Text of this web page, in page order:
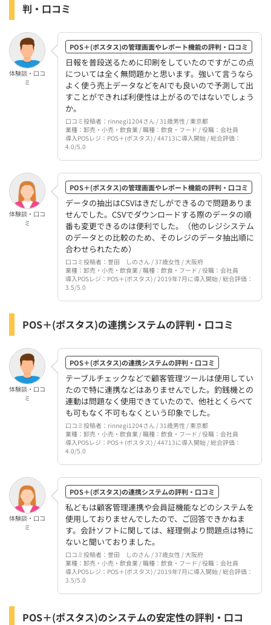
判・口コミ
体験談・口コ
ミ
POS＋(ポスタス)の管理画面やレポート機能の評判・口コミ
日報を普段送るために印刷をしていたのですがこの点
については全く無問題かと思います。強いて言うなら
よく使う売上データなどをAIでも良いので予測して出
すことができれば利便性は上がるのではないでしょう
か。
口コミ投稿者：rinnegi1204さん / 31歳男性 / 東京都
業種：卸売・小売・飲食業 / 職種：飲食・フード / 役職：会社員
導入POSレジ：POS＋(ポスタス) / 44713に導入開始 / 総合評価：
4.0/5.0
体験談・口コ
ミ
POS＋(ポスタス)の管理画面やレポート機能の評判・口コミ
データの抽出はCSVはきだしができるので問題ありま
せんでした。CSVでダウンロードする際のデータの順
番も変更できるのは便利でした。（他のレジシステム
のデータとの比較のため、そのレジのデータ抽出順に
合わせられたため）
口コミ投稿者：誉田 しのさん / 37歳女性 / 大阪府
業種：卸売・小売・飲食業 / 職種：飲食・フード / 役職：会社員
導入POSレジ：POS＋(ポスタス) / 2019年7月に導入開始 / 総合評価：
3.5/5.0
POS＋(ポスタス)の連携システムの評判・口コミ
体験談・口コ
ミ
POS＋(ポスタス)の連携システムの評判・口コミ
テーブルチェックなどで顧客管理ツールは使用してい
たので特に連携などはありませんでした。釣銭機との
連動は問題なく使用できていたので、他社とくらべて
も可もなく不可もなくという印象でした。
口コミ投稿者：rinnegi1204さん / 31歳男性 / 東京都
業種：卸売・小売・飲食業 / 職種：飲食・フード / 役職：会社員
導入POSレジ：POS＋(ポスタス) / 44713に導入開始 / 総合評価：
4.0/5.0
体験談・口コ
ミ
POS＋(ポスタス)の連携システムの評判・口コミ
私どもは顧客管理連携や会員証機能などのシステムを
使用しておりませんでしたので、ご回答できかねま
す。会計ソフトに関しては、経理側より問題点は特に
ないと聞いておりました。
口コミ投稿者：誉田 しのさん / 37歳女性 / 大阪府
業種：卸売・小売・飲食業 / 職種：飲食・フード / 役職：会社員
導入POSレジ：POS＋(ポスタス) / 2019年7月に導入開始 / 総合評価：
3.5/5.0
POS＋(ポスタス)のシステムの安定性の評判・口コ